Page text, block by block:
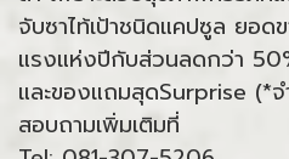
จับซาไท้เป้าชนิดแคปซูล ยอด
แรงแห่งปีกับส่วนลดกว่า
และของแถมสุดSurprise (*
สอบถามเพิ่มเติมที่